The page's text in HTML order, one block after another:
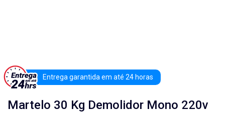
Entrega garantida em até 24 horas
Martelo 30 Kg Demolidor Mono 220v